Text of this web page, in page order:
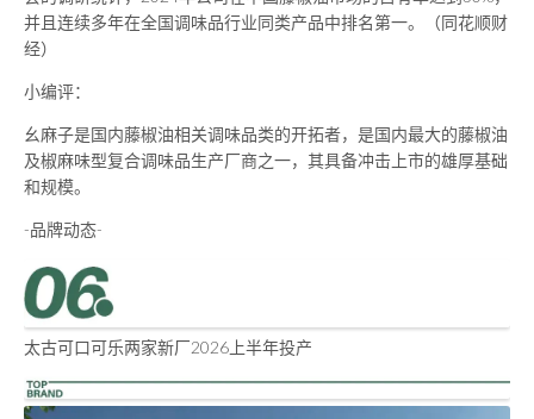
并且连续多年在全国调味品行业同类产品中排名第一。（同花顺财
经）
小编评：
幺麻子是国内藤椒油相关调味品类的开拓者，是国内最大的藤椒油
及椒麻味型复合调味品生产厂商之一，其具备冲击上市的雄厚基础
和规模。
-品牌动态-
太古可口可乐两家新厂2026上半年投产